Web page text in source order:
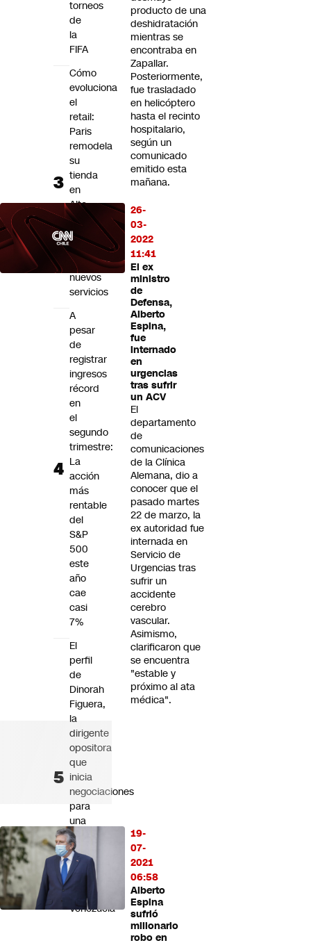
producto de una
deshidratación
mientras se
encontraba en
Zapallar.
Posteriormente,
fue trasladado
en helicóptero
hasta el recinto
hospitalario,
según un
comunicado
emitido esta
mañana.
26-
03-
2022
11:41
El ex
ministro
de
Defensa,
Alberto
Espina,
fue
internado
en
urgencias
tras sufrir
un ACV
El
departamento
de
comunicaciones
de la Clínica
Alemana, dio a
conocer que el
pasado martes
22 de marzo, la
ex autoridad fue
internada en
Servicio de
Urgencias tras
sufrir un
accidente
cerebro
vascular.
Asimismo,
clarificaron que
se encuentra
"estable y
próximo al ata
médica".
19-
07-
2021
06:58
Alberto
Espina
sufrió
millonario
robo en
torneos
de
la
FIFA
Cómo
evoluciona
el
retail:
Paris
remodela
su
tienda
en
Alto
Las
Condes
suma
nuevos
servicios
A
pesar
de
registrar
ingresos
récord
en
el
segundo
trimestre:
La
acción
más
rentable
del
S&P
500
este
año
cae
casi
7%
El
perfil
de
Dinorah
Figuera,
la
dirigente
opositora
que
inicia
negociaciones
para
una
transición
con
Jorge
Rodríguez
Venezuela